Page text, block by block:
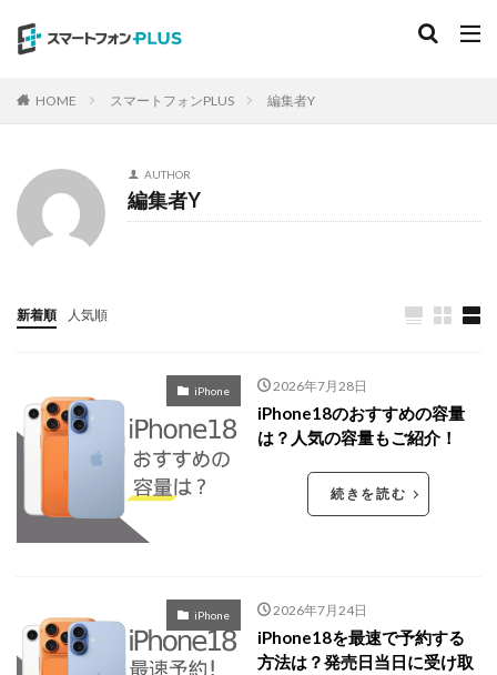
HOME スマートフォンPLUS 編集者Y
AUTHOR
編集者Y
新着順 人気順
iPhone 2026年7月28日
iPhone18のおすすめの容量
は？人気の容量もご紹介！
続きを読む
iPhone 2026年7月24日
iPhone18を最速で予約する
方法は？発売日当日に受け取